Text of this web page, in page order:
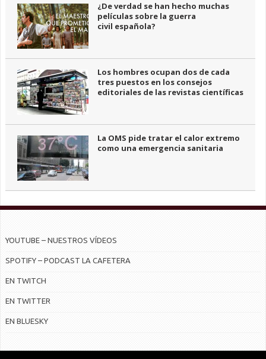
¿De verdad se han hecho muchas
películas sobre la guerra
civil española?
Los hombres ocupan dos de cada
tres puestos en los consejos
editoriales de las revistas científicas
La OMS pide tratar el calor extremo
como una emergencia sanitaria
YOUTUBE – NUESTROS VÍDEOS
SPOTIFY – PODCAST LA CAFETERA
EN TWITCH
EN TWITTER
EN BLUESKY